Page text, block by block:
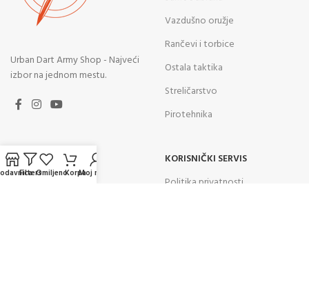
Urban Dart Army Shop - Najveći
izbor na jednom mestu.
Vazdušno oružje
Rančevi i torbice
Ostala taktika
Streličarstvo
Pirotehnika
BRZI LINKOVI
KORISNIČKI SERVIS
Politika privatnosti
FiltersOmiljenoKorpaMoj nalog